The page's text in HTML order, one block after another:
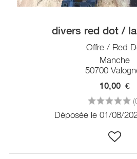
divers red dot /
Offre / Red
Manche
50700
10,00 €
Déposée le 01/08/